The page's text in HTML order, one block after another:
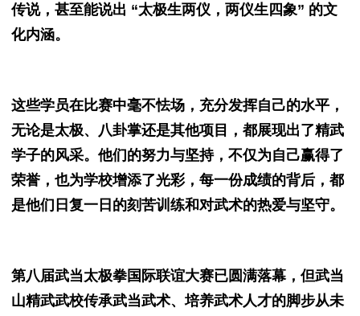
传说，甚至能说出 “太极生两仪，两仪生四象” 的文
化内涵。
这些学员在比赛中毫不怯场，充分发挥自己的水平，
无论是太极、八卦掌还是其他项目，都展现出了精武
学子的风采。他们的努力与坚持，不仅为自己赢得了
荣誉，也为学校增添了光彩，每一份成绩的背后，都
是他们日复一日的刻苦训练和对武术的热爱与坚守。
第八届武当太极拳国际联谊大赛已圆满落幕，但武当
山精武武校传承武当武术、培养武术人才的脚步从未